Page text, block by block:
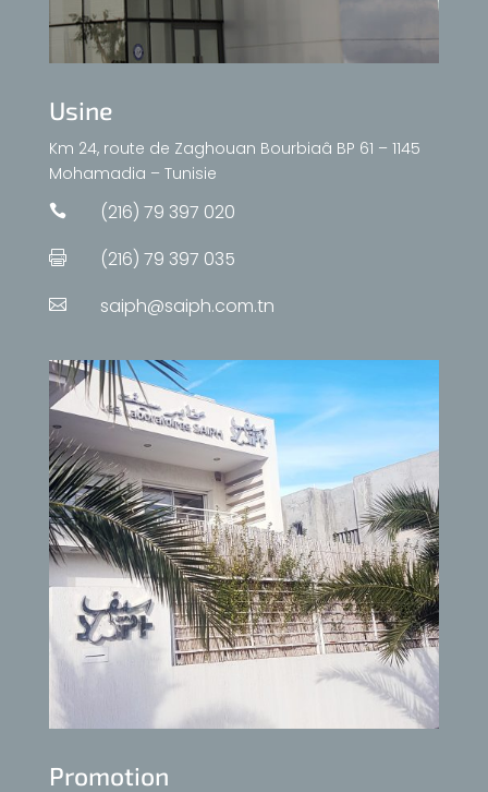
Usine
Km 24, route de Zaghouan Bourbiaâ BP 61 – 1145
Mohamadia – Tunisie
 (216) 79 397 020
 (216) 79 397 035
 saiph@saiph.com.tn
Promotion